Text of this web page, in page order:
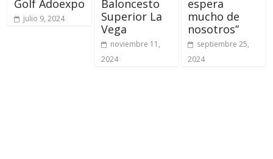
Golf Adoexpo
julio 9, 2024
Baloncesto
Superior La
Vega
noviembre 11,
2024
espera
mucho de
nosotros”
septiembre 25,
2024